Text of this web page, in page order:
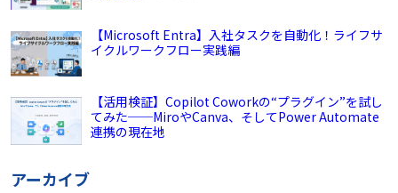
【Microsoft Entra】入社タスクを自動化！ライフサ
イクルワークフロー実践編
【活用検証】Copilot Coworkの“プラグイン”を試し
てみた──MiroやCanva、そしてPower Automate
連携の現在地
アーカイブ